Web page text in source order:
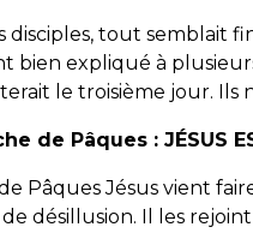
disciples, tout semblait
bien expliqué à
le troisième jour.
de Pâques : JÉSUS
Pâques Jésus vient
désillusion. Il les